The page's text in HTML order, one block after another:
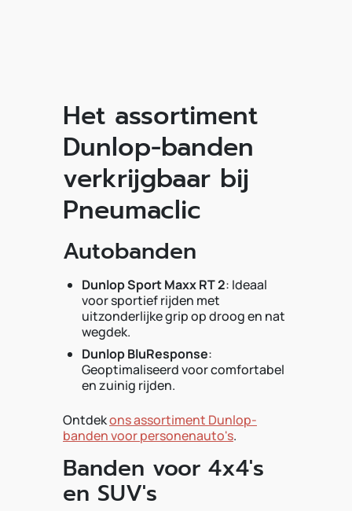
Het assortiment
Dunlop-banden
verkrijgbaar bij
Pneumaclic
Autobanden
Dunlop Sport Maxx RT 2: Ideaal
voor sportief rijden met
uitzonderlijke grip op droog en nat
wegdek.
Dunlop BluResponse:
Geoptimaliseerd voor comfortabel
en zuinig rijden.
Ontdekons assortiment Dunlop-
banden voor personenauto's.
Banden voor 4x4's
en SUV's